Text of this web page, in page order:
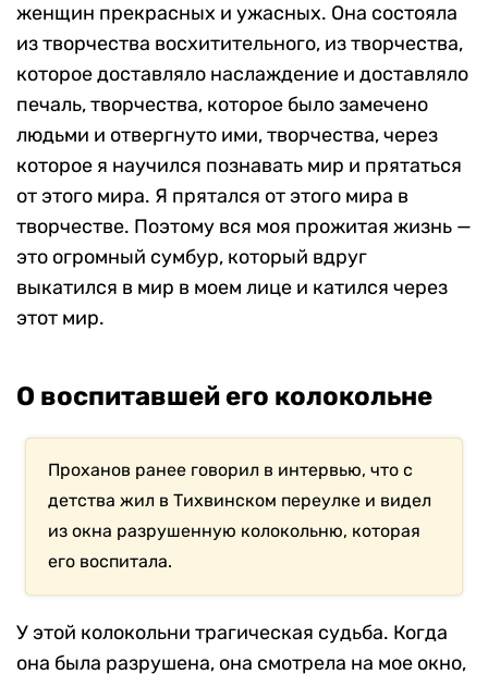
женщин прекрасных и ужасных. Она состояла
из творчества восхитительного, из творчества,
которое доставляло наслаждение и доставляло
печаль, творчества, которое было замечено
людьми и отвергнуто ими, творчества, через
которое я научился познавать мир и прятаться
от этого мира. Я прятался от этого мира в
творчестве. Поэтому вся моя прожитая жизнь —
это огромный сумбур, который вдруг
выкатился в мир в моем лице и катился через
этот мир.
О воспитавшей его колокольне
Проханов ранее говорил в интервью, что с
детства жил в Тихвинском переулке и видел
из окна разрушенную колокольню, которая
его воспитала.
У этой колокольни трагическая судьба. Когда
она была разрушена, она смотрела на мое окно,